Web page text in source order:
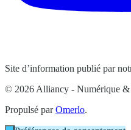
Site d’information publié par
© 2026 Alliancy - Numérique &
Propulsé parOmerlo.